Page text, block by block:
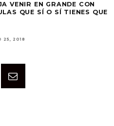
VENIR EN GRANDE CON
QUE SÍ O SÍ TIENES QUE
25, 2018